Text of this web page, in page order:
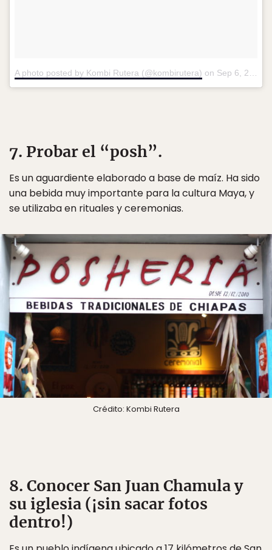
A photo posted by Kombi Rutera (@kombirutera) on Sep 6, 2016 at 5:28pm PDT
7. Probar el “posh”.
Es un aguardiente elaborado a base de maíz. Ha sido
una bebida muy importante para la cultura Maya, y
se utilizaba en rituales y ceremonias.
Crédito: Kombi Rutera
8. Conocer San Juan Chamula y
su iglesia (¡sin sacar fotos
dentro!)